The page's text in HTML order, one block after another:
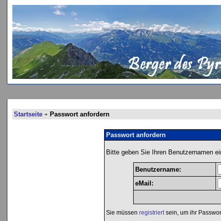
Startseite Passwort anfordern
Passwort anfordern
Bitte geben Sie Ihren Benutzernamen
Benutzername:
eMail:
Sie müssen registriert sein, um ihr